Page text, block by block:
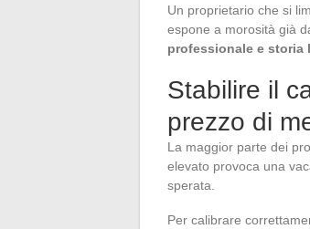
Un proprietario che si
espone a morosità già
professionale e storia
Stabilire il
prezzo di
La maggior parte dei
elevato provoca una
sperata.
Per calibrare